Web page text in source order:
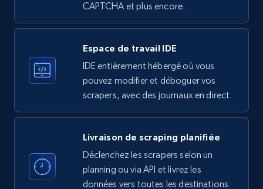
Instagram - Profiles - Collect profile
information by user name
Account, Fbid, ID, Followers, Posts count, Is
business account, Is professional account, Is
verified, and more.
3.5K+ Essai gratuit
CAPTCHA et plus encore.
Espace de travail IDE
IDE entièrement hébergé où vous
pouvez modifier et déboguer vos
scrapers, avec des journaux en direct.
Livraison de scraping planifiée
Déclenchez les scrapers selon un
planning ou via API et livrez les
données vers toutes les destinations